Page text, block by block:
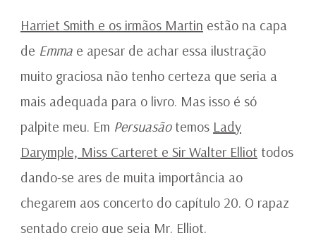
Harriet Smith e os irmãos Martin estão na capa
de Emma e apesar de achar essa ilustração
muito graciosa não tenho certeza que seria a
mais adequada para o livro. Mas isso é só
palpite meu. Em Persuasãotemos Lady
Darymple, Miss Carteret e Sir Walter Elliot todos
dando-se ares de muita importância ao
chegarem aos concerto do capítulo 20. O rapaz
sentado creio que seja Mr. Elliot.